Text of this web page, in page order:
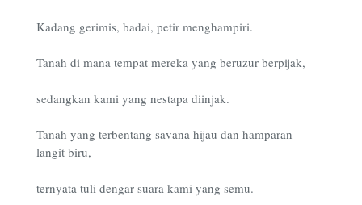
Kadang gerimis, badai, petir menghampiri.
Tanah di mana tempat mereka yang beruzur berpijak,
sedangkan kami yang nestapa diinjak.
Tanah yang terbentang savana hijau dan hamparan
langit biru,
ternyata tuli dengar suara kami yang semu.